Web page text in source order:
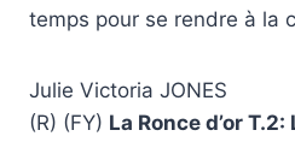
temps pour se rendre à la
Julie Victoria JONES
(R) (FY) La Ronce d’or